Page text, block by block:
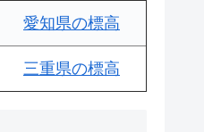
愛知県の標高
三重県の標高